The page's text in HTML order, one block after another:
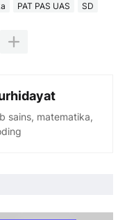
PAT PAS UAS SD
sains, matematika,